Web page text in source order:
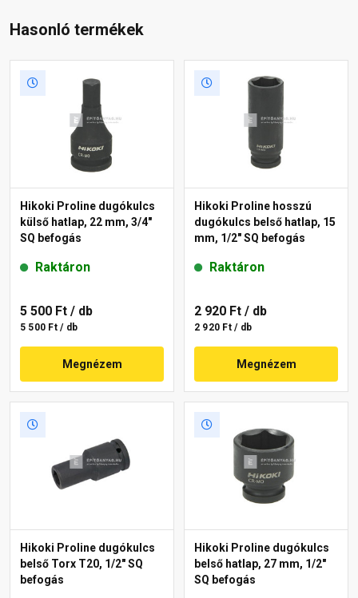
Hasonló termékek
Hikoki Proline dugókulcs
külső hatlap, 22 mm, 3/4"
SQ befogás
Raktáron
5 500 Ft / db
5 500 Ft / db
Megnézem
Hikoki Proline hosszú
dugókulcs belső hatlap, 15
mm, 1/2" SQ befogás
Raktáron
2 920 Ft / db
2 920 Ft / db
Megnézem
Hikoki Proline dugókulcs
belső Torx T20, 1/2" SQ
befogás
Hikoki Proline dugókulcs
belső hatlap, 27 mm, 1/2"
SQ befogás